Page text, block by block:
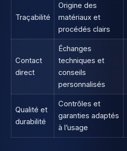
Traçabilité
Origine des
matériaux et
procédés clairs
Contact
direct
Échanges
techniques et
conseils
personnalisés
Qualité et
durabilité
Contrôles et
garanties adaptés
à l’usage